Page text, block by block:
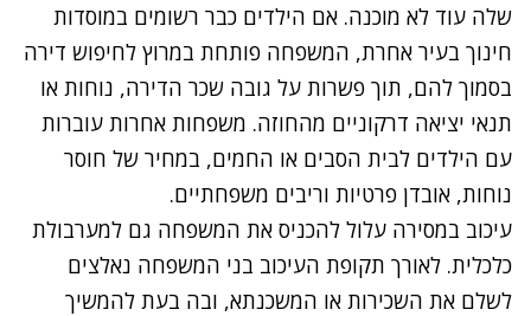
שלה עוד לא מוכנה. אם הילדים כבר רשומים במוסדות
חינוך בעיר אחרת, המשפחה פותחת במרוץ לחיפוש דירה
בסמוך להם, תוך פשרות על גובה שכר הדירה, נוחות או
תנאי יציאה דרקוניים מהחוזה. משפחות אחרות עוברות
עם הילדים לבית הסבים או החמים, במחיר של חוסר
נוחות, אובדן פרטיות וריבים משפחתיים.
עיכוב במסירה עלול להכניס את המשפחה גם למערבולת
כלכלית. לאורך תקופת העיכוב בני המשפחה נאלצים
לשלם את השכירות או המשכנתא, ובה בעת להמשיך